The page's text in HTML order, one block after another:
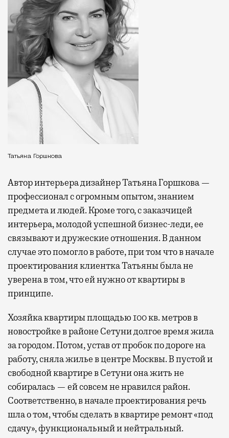
Татьяна Горшкова
Автор интерьера дизайнер Татьяна Горшкова —
профессионал с огромным опытом, знанием
предмета и людей. Кроме того, с заказчицей
интерьера, молодой успешной бизнес-леди, ее
связывают и дружеские отношения. В данном
случае это помогло в работе, при том что в начале
проектирования клиентка Татьяны была не
уверена в том, что ей нужно от квартиры в
принципе.
Хозяйка квартиры площадью 100 кв. метров в
новостройке в районе Сетуни долгое время жила
за городом. Потом, устав от пробок по дороге на
работу, сняла жилье в центре Москвы. В пустой и
свободной квартире в Сетуни она жить не
собиралась — ей совсем не нравился район.
Соответственно, в начале проектирования речь
шла о том, чтобы сделать в квартире ремонт «под
сдачу», функциональный и нейтральный.